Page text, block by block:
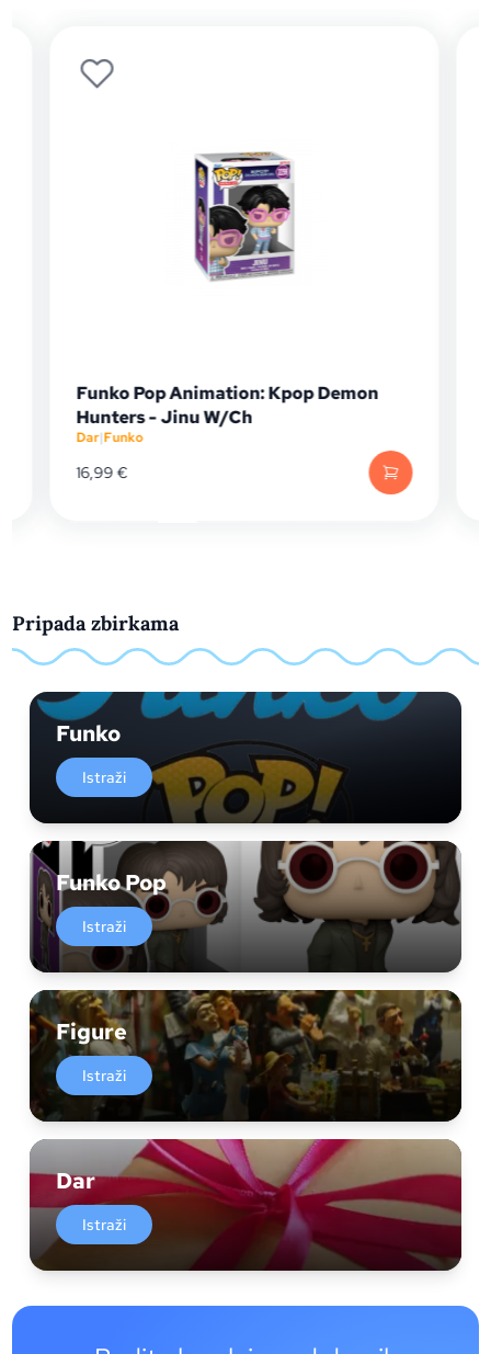
Funko Pop Animation: Kpop Demon
Hunters - Jinu W/Ch
Dar|Funko
16,99€
Pripada zbirkama
Funko
Istraži
Funko Pop
Istraži
Figure
Istraži
Dar
Istraži